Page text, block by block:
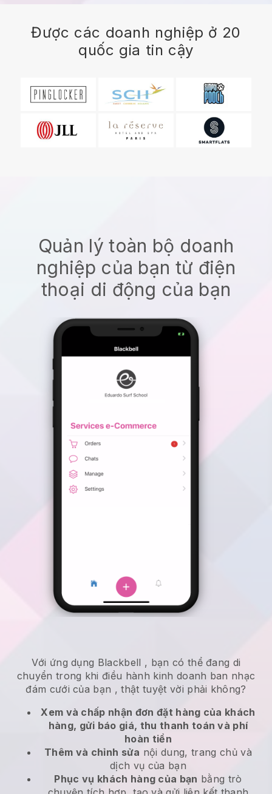
Được các doanh nghiệp ở 20
quốc gia tin cậy
Quản lý toàn bộ doanh
nghiệp của bạn từ điện
thoại di động của bạn
Với ứng dụng Blackbell , bạn có thể đang di
chuyển trong khi điều hành kinh doanh ban nhạc
đám cưới của bạn , thật tuyệt vời phải không?
Xem và chấp nhận đơn đặt hàng của khách
hàng, gửi báo giá, thu thanh toán và phí
hoàn tiền
Thêm và chỉnh sửa nội dung, trang chủ và
dịch vụ của bạn
Phục vụ khách hàng của bạn bằng trò